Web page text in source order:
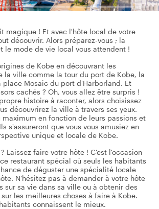
magique ! Et avec l'hôte local de votre
découvrir. Alors préparez-vous ; la
le mode de vie local vous attendent !
de Kobe en découvrant les
la ville comme la tour du port de Kobe, la
place Mosaic du port d'Harborland. Et
cachés ? Oh, vous allez être surpris !
histoire à raconter, alors choisissez
découvrirez la ville à travers ses yeux.
maximum en fonction de leurs passions et
s'assureront que vous vous amusiez en
unique et locale de Kobe.
Laissez faire votre hôte ! C'est l'occasion
restaurant spécial où seuls les habitants
de déguster une spécialité locale
N'hésitez pas à demander à votre hôte
sur sa vie dans sa ville ou à obtenir des
les meilleures choses à faire à Kobe.
connaissent le mieux.